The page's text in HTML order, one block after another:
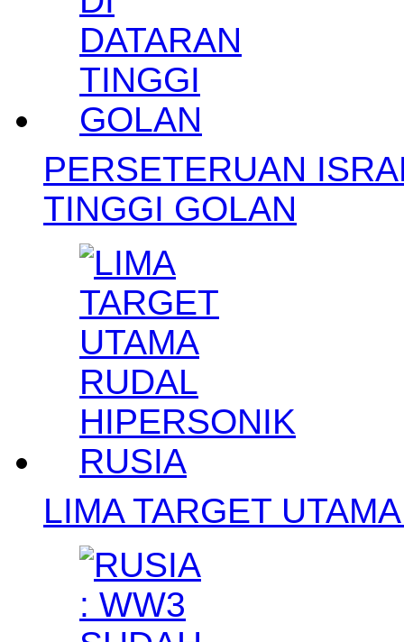
PERSETERUAN
TINGGI GOLAN
LIMA TARGET